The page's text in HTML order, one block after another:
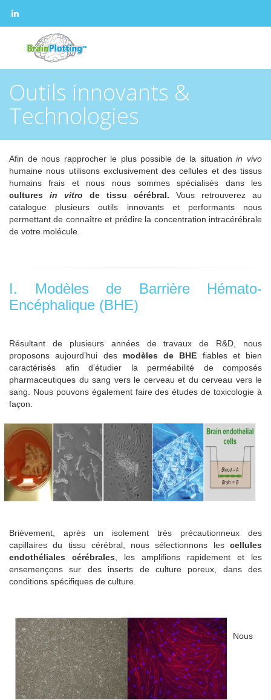
Outils innovants &
Technologies
Afin de nous rapprocher le plus possible de la situationin vivo
humaine nous utilisons exclusivement des cellules et des tissus
humains frais et nous nous sommes spécialisés dans les
cultures in vitro de tissu cérébral. Vous retrouverez au
catalogue plusieurs outils innovants et performants nous
permettant de connaître et prédire la concentration intracérébrale
de votre molécule.
I. Modèles de Barrière Hémato-
Encéphalique (BHE)
Résultant de plusieurs années de travaux de R&D, nous
proposons aujourd’hui des modèles de BHE fiables et bien
caractérisés afin d’étudier la perméabilité de composés
pharmaceutiques du sang vers le cerveau et du cerveau vers le
sang. Nous pouvons également faire des études de toxicologie à
façon.
Brièvement, après un isolement très précautionneux des
capillaires du tissu cérébral, nous sélectionnons les cellules
endothéliales cérébrales , les amplifions rapidement et les
ensemençons sur des inserts de culture poreux, dans des
conditions spécifiques de culture.
Nous